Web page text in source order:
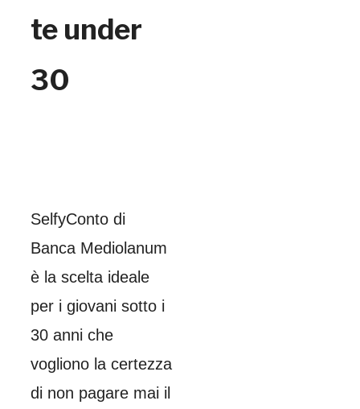
te under
30
SelfyConto di
Banca Mediolanum
è la scelta ideale
per i giovani sotto i
30 anni che
vogliono la certezza
di non pagare mai il